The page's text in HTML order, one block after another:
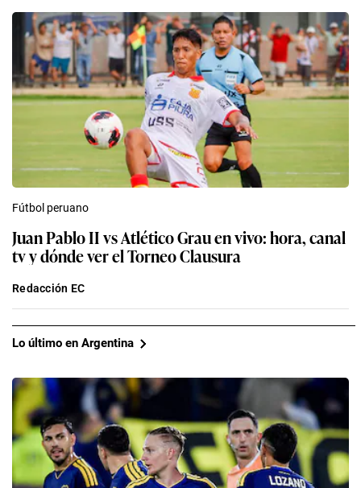
Fútbol peruano
Juan Pablo II vs Atlético Grau en vivo: hora, canal
tv y dónde ver el Torneo Clausura
Redacción EC
Lo último en Argentina